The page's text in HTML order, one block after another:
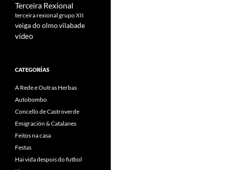
Terceira Rexional
terceira rexional grupo XII
veiga do olmovilabade
vídeo
CATEGORÍAS
A Rede e Outras Herbas
Autobombo
Concello de Castroverde
Emigración & Catalanes
Feitos na casa
Festas
Hai vida despois do futbol